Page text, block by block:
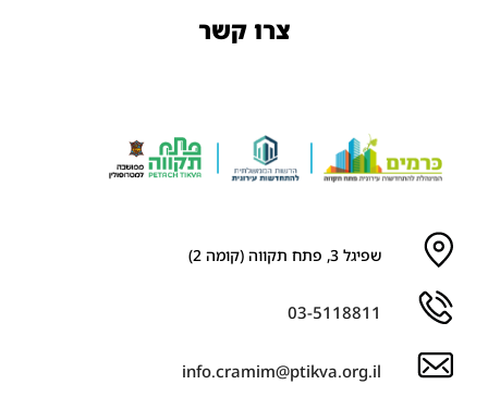
צרו קשר
שפיגל 3, פתח תקווה (קומה 2)
03-5118811
info.cramim@ptikva.org.il